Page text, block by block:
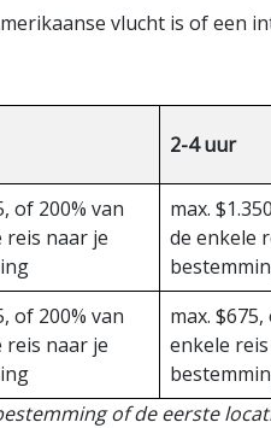
vlucht is of een
2-4 uur
of 200% van
reis naar je
max.
de enkele
of 200% van
reis naar je
max.
enkele
of de eerste